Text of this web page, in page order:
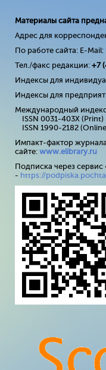
Материалы сайта
Адрес для
По работе сайта: E-Mail:
Тел./факс редакции: +7
Индексы для
Индексы для
Международный
ISSN 0031-403X (Print)
ISSN 1990-2182
Импакт-фактор
сайте: www.elibrary.ru
Подписка через
- https://